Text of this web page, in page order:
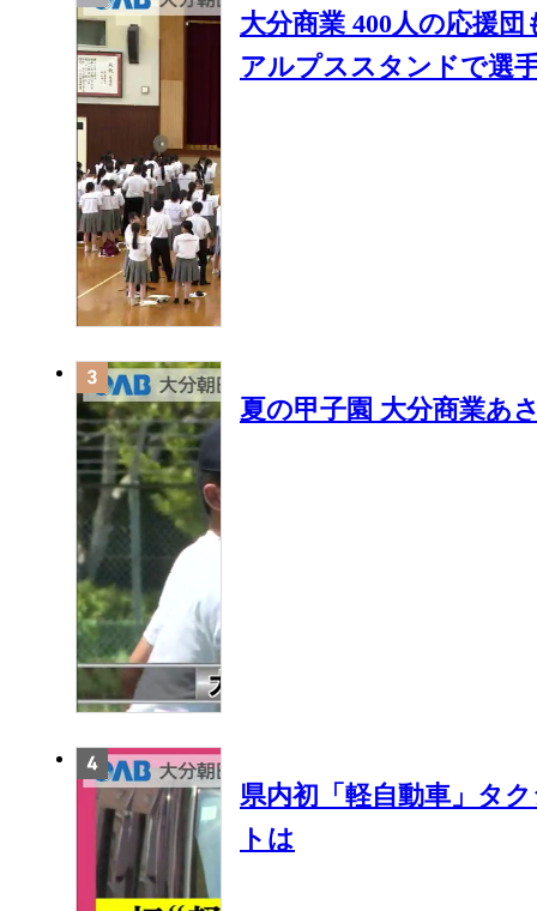
大分商業 400人の応援
アルプススタンドで選
夏の甲子園 大分商業あ
県内初「軽自動車」タ
トは